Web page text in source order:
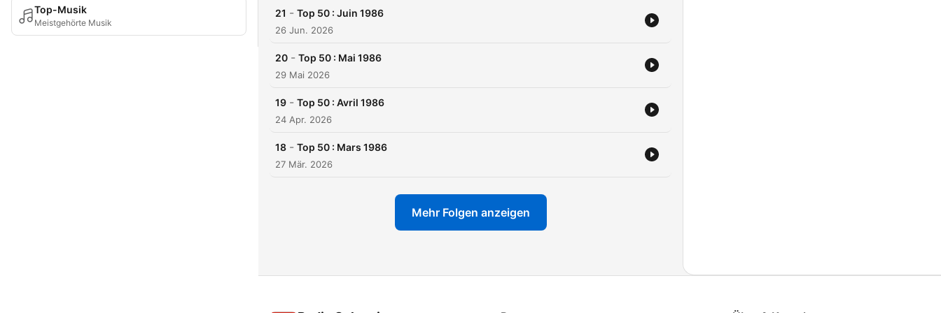
Top-Musik
Meistgehörte Musik
21 - Top 50 : Juin 1986
26 Jun. 2026
20 - Top 50 : Mai 1986
29 Mai 2026
19 - Top 50 : Avril 1986
24 Apr. 2026
18 - Top 50 : Mars 1986
27 Mär. 2026
Mehr Folgen anzeigen